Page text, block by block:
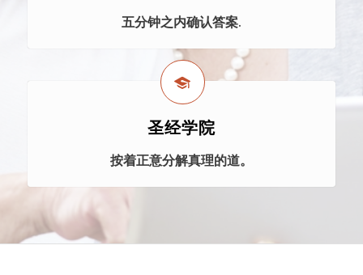
五分钟之内确认答案.
圣经学院
按着正意分解真理的道。